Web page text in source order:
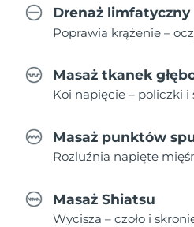
Drenaż limfatyczny
Poprawia krążenie –
Masaż tkanek
Koi napięcie – policzki i
Masaż punktów
Rozluźnia napięte
Masaż Shiatsu
Wycisza – czoło i